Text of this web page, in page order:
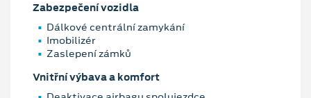
Zabezpečení vozidla
Dálkové centrální zamykání
Imobilizér
Zaslepení zámků
Vnitřní výbava a komfort